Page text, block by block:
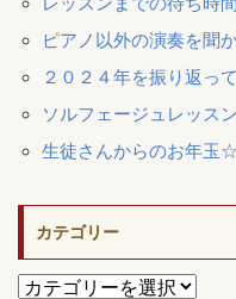
ピアノ以外の演奏を聞
２０２４年を振り返って
ソルフェージュレッス
生徒さんからのお年玉☆
カテゴリー